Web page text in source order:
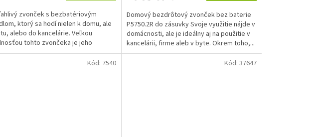
zvonček s bezbatériovým
ktorý sa hodí nielen k domu, ale
alebo do kancelárie. Veľkou
tohto zvončeka je jeho
prevedenie.
Domový bezdrôtový zvonček bez baterie
P5750.2R do zásuvky Svoje využitie nájde v
domácnosti, ale je ideálny aj na použitie v
kancelárii, firme aleb v byte. Okrem toho,...
Kód: 7540 Kód: 37647